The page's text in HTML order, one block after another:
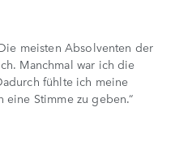
meisten Absolventen der
Manchmal war ich die
fühlte ich meine
eine Stimme zu geben.“